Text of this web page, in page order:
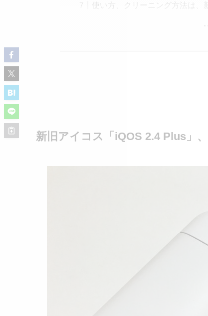
使い方、クリーニング方法は、
新旧アイコス「iQOS 2.4 Plus」